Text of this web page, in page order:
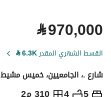
⃁970,000
القسط الشهري المقدر6.3K
⃁
شارع .، الجامعيين، خميس مشيط